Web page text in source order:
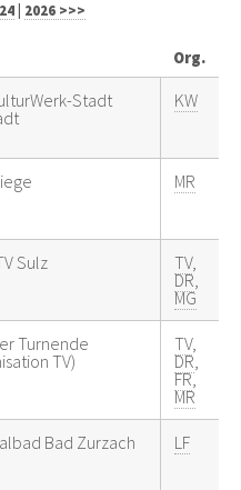
2026 >>>
Org.
Stadt
KW
MR
Sulz
TV,
DR
MG
Turnende
TV)
TV,
DR
FR,
MR
Bad Zurzach
LF